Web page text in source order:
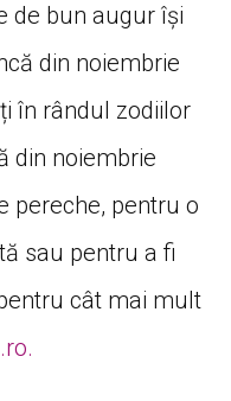
de bun augur își
din noiembrie
în rândul zodiilor
din noiembrie
pereche, pentru o
sau pentru a fi
cât mai mult